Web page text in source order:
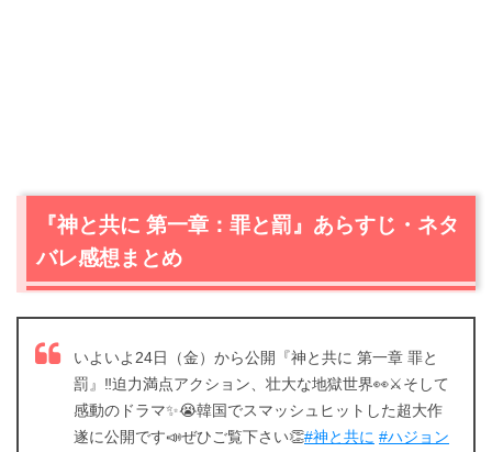
『神と共に 第一章：罪と罰』あらすじ・ネタ
バレ感想まとめ
いよいよ24日（金）から公開『神と共に 第一章 罪と
罰』‼️迫力満点アクション、壮大な地獄世界👀⚔️そして
感動のドラマ✨😭韓国でスマッシュヒットした超大作
遂に公開です📣ぜひご覧下さい👏#神と共に #ハジョン